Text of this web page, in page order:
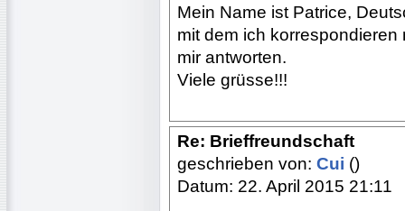
Mein Name ist Patrice,
mit dem ich
mir antworten.
Viele grüsse!!!
Re: Brieffreundschaft
geschrieben von: Cui ()
Datum: 22. April 2015 21:11